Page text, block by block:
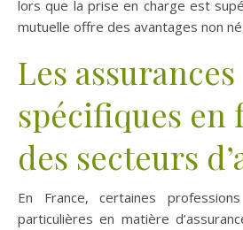
lors que la prise en charge est
mutuelle offre des avantages non
Les assurances
spécifiques en
des secteurs
En France, certaines
particulières en matière